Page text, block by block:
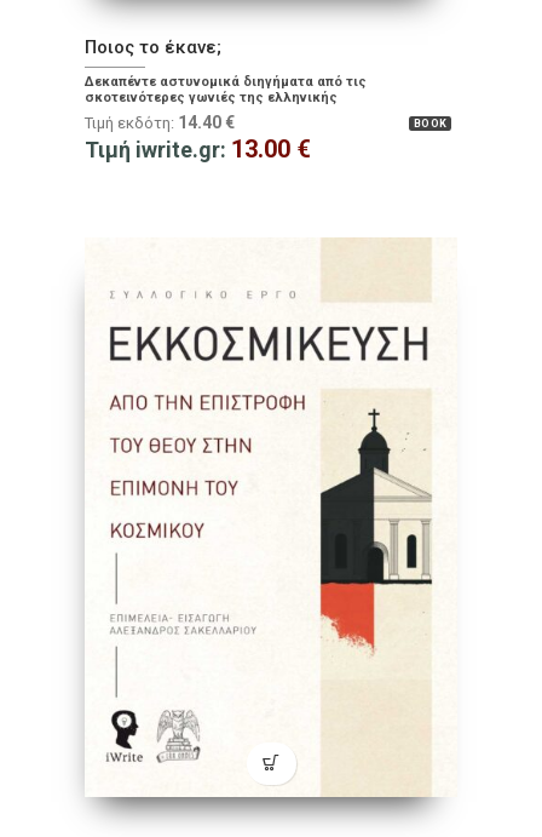
Ποιος το έκανε;
Δεκαπέντε αστυνομικά διηγήματα από τις
σκοτεινότερες γωνιές της ελληνικής
πραγματικότητας
BOOK
Τιμή εκδότη: 14.40 €
Τιμή iwrite.gr: 13.00 €